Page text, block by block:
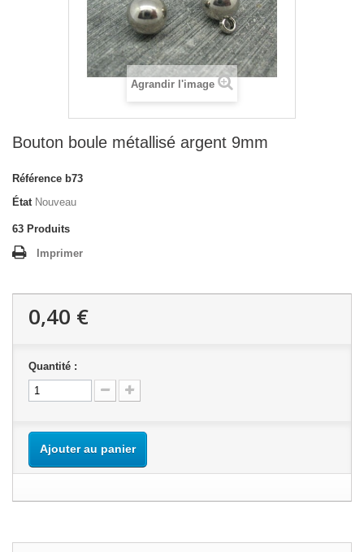
Agrandir l'image
Bouton boule métallisé argent 9mm
Référence b73
État Nouveau
63 Produits
Imprimer
0,40 €
Quantité :
Ajouter au panier